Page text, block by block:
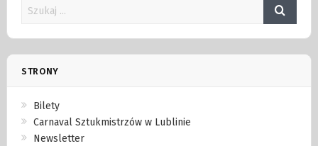
STRONY
Bilety
Carnaval Sztukmistrzów w Lublinie
Newsletter